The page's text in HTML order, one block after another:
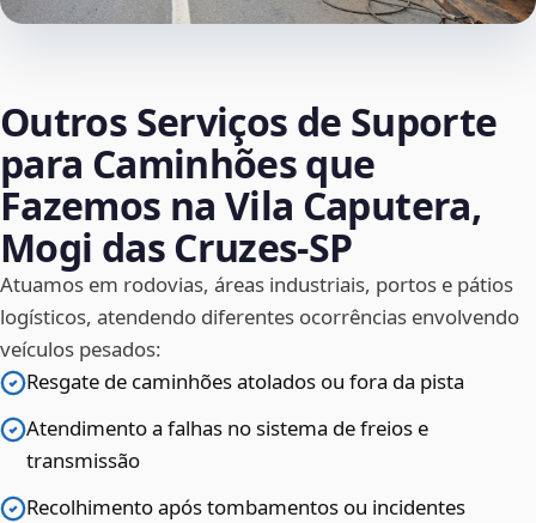
Outros Serviços de Suporte
para Caminhões que
Fazemos na Vila Caputera,
Mogi das Cruzes‑SP
Atuamos em rodovias, áreas industriais, portos e pátios
logísticos, atendendo diferentes ocorrências envolvendo
veículos pesados:
Resgate de caminhões atolados ou fora da pista
Atendimento a falhas no sistema de freios e
transmissão
Recolhimento após tombamentos ou incidentes